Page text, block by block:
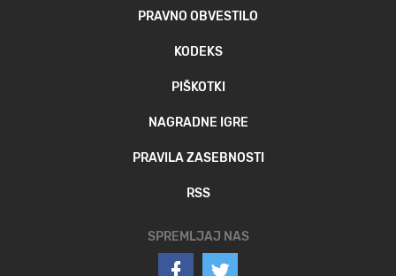
PRAVNO OBVESTILO
KODEKS
PIŠKOTKI
NAGRADNE IGRE
PRAVILA ZASEBNOSTI
RSS
SPREMLJAJ NAS